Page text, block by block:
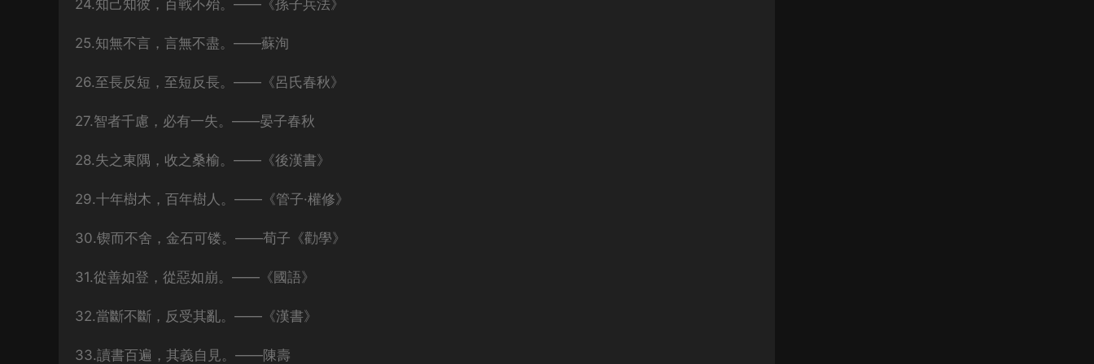
24.知己知彼，百戰不殆。——《孫子兵法》
25.知無不言，言無不盡。——蘇洵
26.至長反短，至短反長。——《呂氏春秋》
27.智者千慮，必有一失。——晏子春秋
28.失之東隅，收之桑榆。——《後漢書》
29.十年樹木，百年樹人。——《管子·權修》
30.锲而不舍，金石可镂。——荀子《勸學》
31.從善如登，從惡如崩。——《國語》
32.當斷不斷，反受其亂。——《漢書》
33.讀書百遍，其義自見。——陳壽